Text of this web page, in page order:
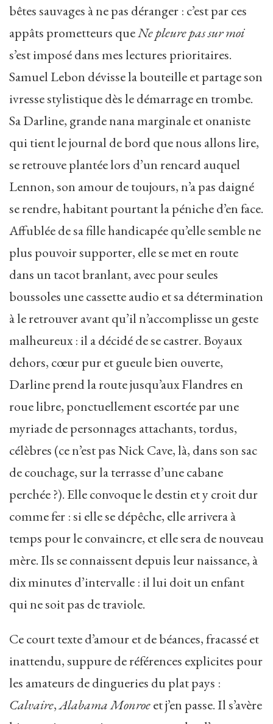
bêtes sauvages à ne pas déranger : c’est par ces
appâts prometteurs queNe pleure pas sur moi
s’est imposé dans mes lectures prioritaires.
Samuel Lebon dévisse la bouteille et partage son
ivresse stylistique dès le démarrage en trombe.
Sa Darline, grande nana marginale et onaniste
qui tient le journal de bord que nous allons lire,
se retrouve plantée lors d’un rencard auquel
Lennon, son amour de toujours, n’a pas daigné
se rendre, habitant pourtant la péniche d’en face.
Affublée de sa fille handicapée qu’elle semble ne
plus pouvoir supporter, elle se met en route
dans un tacot branlant, avec pour seules
boussoles une cassette audio et sa détermination
à le retrouver avant qu’il n’accomplisse un geste
malheureux : il a décidé de se castrer. Boyaux
dehors, cœur pur et gueule bien ouverte,
Darline prend la route jusqu’aux Flandres en
roue libre, ponctuellement escortée par une
myriade de personnages attachants, tordus,
célèbres (ce n’est pas Nick Cave, là, dans son sac
de couchage, sur la terrasse d’une cabane
perchée ?). Elle convoque le destin et y croit dur
comme fer : si elle se dépêche, elle arrivera à
temps pour le convaincre, et elle sera de nouveau
mère. Ils se connaissent depuis leur naissance, à
dix minutes d’intervalle : il lui doit un enfant
qui ne soit pas de traviole.
Ce court texte d’amour et de béances, fracassé et
inattendu, suppure de références explicites pour
les amateurs de dingueries du plat pays :
Calvaire,Alabama Monroeet j’en passe. Il s’avère